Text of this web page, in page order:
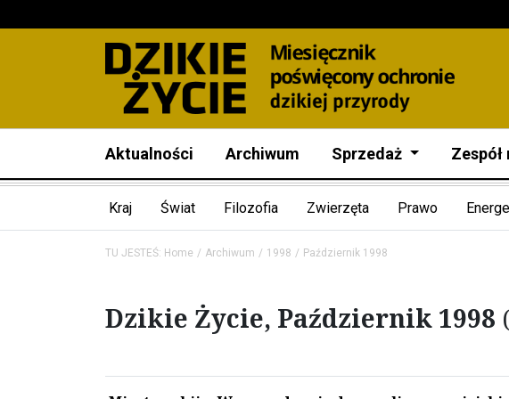
Aktualności Archiwum Sprzedaż
Kraj Świat Filozofia Zwierzęta Prawo
TU JESTEŚ: Home Archiwum 1998 Październik 1998
Dzikie Życie, Październik 1998